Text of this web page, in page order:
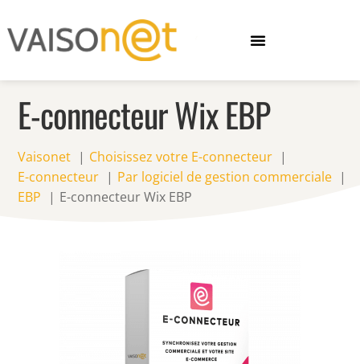
E-connecteur Wix EBP
Vaisonet
Choisissez votre E-connecteur
E-connecteur
Par logiciel de gestion commerciale
EBP
E-connecteur Wix EBP